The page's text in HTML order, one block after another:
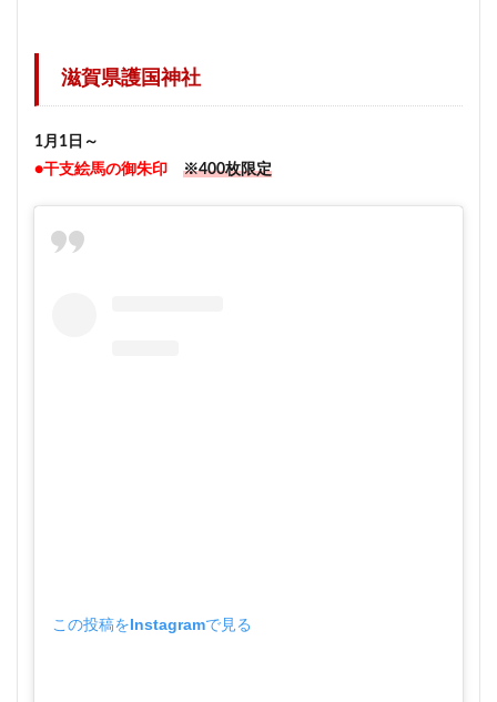
滋賀県護国神社
1月1日～
●干支絵馬の御朱印
※400枚限定
この投稿をInstagramで見る